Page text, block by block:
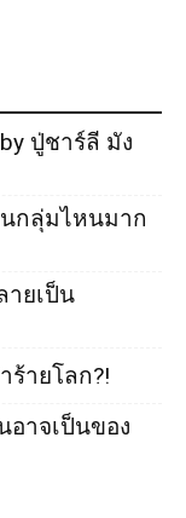
ปู่ชาร์ลี มัง
นกลุ่มไหนมาก
ายเป็น
ร้ายโลก?!
อาจเป็นของ